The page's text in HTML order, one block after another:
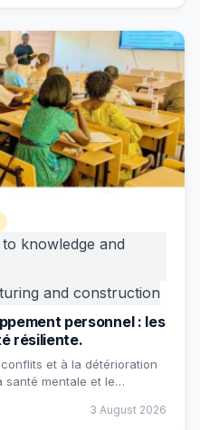
knowledge and
and construction
personnel : les
résiliente.
et à la détérioration
santé mentale et le…
3 August 2026